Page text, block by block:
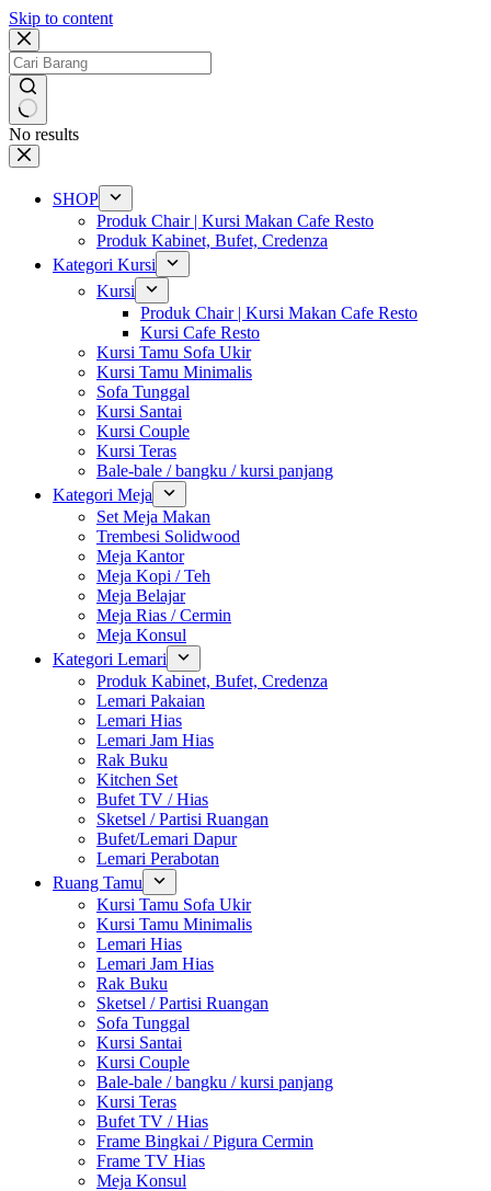
Skip to content
No results
SHOP
Produk Chair | Kursi Makan Cafe Resto
Produk Kabinet, Bufet, Credenza
Kategori Kursi
Kursi
Produk Chair | Kursi Makan Cafe Resto
Kursi Cafe Resto
Kursi Tamu Sofa Ukir
Kursi Tamu Minimalis
Sofa Tunggal
Kursi Santai
Kursi Couple
Kursi Teras
Bale-bale / bangku / kursi panjang
Kategori Meja
Set Meja Makan
Trembesi Solidwood
Meja Kantor
Meja Kopi / Teh
Meja Belajar
Meja Rias / Cermin
Meja Konsul
Kategori Lemari
Produk Kabinet, Bufet, Credenza
Lemari Pakaian
Lemari Hias
Lemari Jam Hias
Rak Buku
Kitchen Set
Bufet TV / Hias
Sketsel / Partisi Ruangan
Bufet/Lemari Dapur
Lemari Perabotan
Ruang Tamu
Kursi Tamu Sofa Ukir
Kursi Tamu Minimalis
Lemari Hias
Lemari Jam Hias
Rak Buku
Sketsel / Partisi Ruangan
Sofa Tunggal
Kursi Santai
Kursi Couple
Bale-bale / bangku / kursi panjang
Kursi Teras
Bufet TV / Hias
Frame Bingkai / Pigura Cermin
Frame TV Hias
Meja Konsul